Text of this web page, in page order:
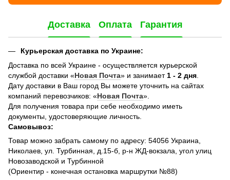
Доставка Оплата Гарантия
Курьерская доставка по Украине:
Доставка по всей Украине - осуществляется курьерской
службой доставки «Новая Почта» и занимает 1 - 2 дня
Дату доставки в Ваш город Вы можете уточнить на сайтах
компаний перевозчиков: «Новая Почта».
Для получения товара при себе необходимо иметь
документы, удостоверяющие личность.
Самовывоз:
Товар можно забрать самому по адресу: 54056 Украина,
Николаев, ул. Турбинная, д.15-б, р-н ЖД-вокзала, угол улиц
Новозаводской и Турбинной
(Ориентир - конечная остановка маршрутки №88)